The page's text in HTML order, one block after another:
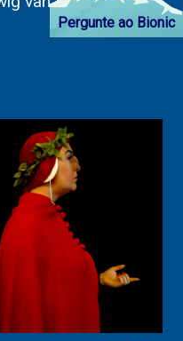
Pergunte ao Bionic